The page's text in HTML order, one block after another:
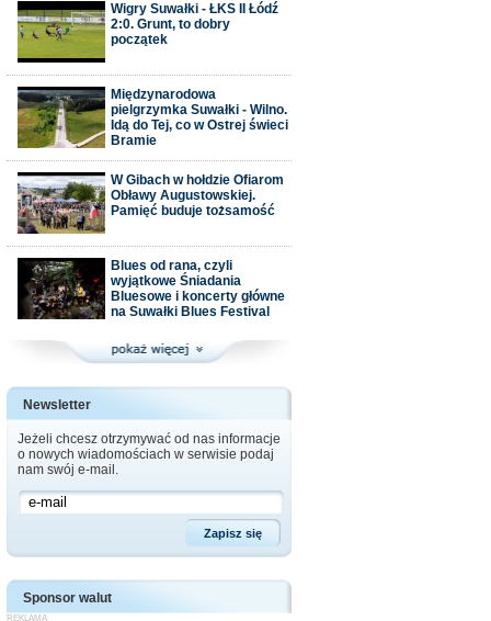
Wigry Suwałki - ŁKS II Łódź
2:0. Grunt, to dobry
początek
Międzynarodowa
pielgrzymka Suwałki - Wilno.
Idą do Tej, co w Ostrej świeci
Bramie
W Gibach w hołdzie Ofiarom
Obławy Augustowskiej.
Pamięć buduje tożsamość
Blues od rana, czyli
wyjątkowe Śniadania
Bluesowe i koncerty główne
na Suwałki Blues Festival
Newsletter
Jeżeli chcesz otrzymywać od nas informacje
o nowych wiadomościach w serwisie podaj
nam swój e-mail.
Sponsor walut